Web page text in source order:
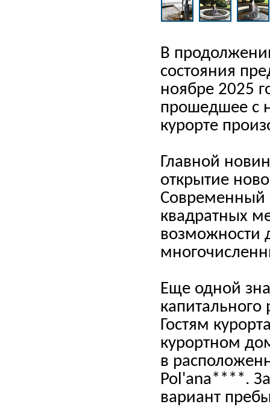
В
состояния
ноябре 2025
прошедшее с
курорте
Главной
открытие
Современный
квадратных
возможности
Еще одной
Гостям
курортном
в
Pol'ana****.
вариант